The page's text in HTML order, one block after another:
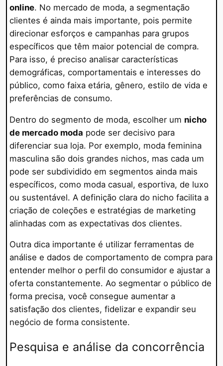
online. No mercado de moda, a segmentação
clientes é ainda mais importante, pois permite
direcionar esforços e campanhas para grupos
específicos que têm maior potencial de compra.
Para isso, é preciso analisar características
demográficas, comportamentais e interesses do
público, como faixa etária, gênero, estilo de vida e
preferências de consumo.
Dentro do segmento de moda, escolher um nicho
de mercado moda pode ser decisivo para
diferenciar sua loja. Por exemplo, moda feminina
masculina são dois grandes nichos, mas cada um
pode ser subdividido em segmentos ainda mais
específicos, como moda casual, esportiva, de luxo
ou sustentável. A definição clara do nicho facilita a
criação de coleções e estratégias de marketing
alinhadas com as expectativas dos clientes.
Outra dica importante é utilizar ferramentas de
análise e dados de comportamento de compra para
entender melhor o perfil do consumidor e ajustar a
oferta constantemente. Ao segmentar o público de
forma precisa, você consegue aumentar a
satisfação dos clientes, fidelizar e expandir seu
negócio de forma consistente.
Pesquisa e análise da concorrência